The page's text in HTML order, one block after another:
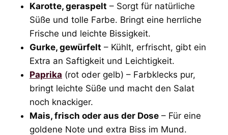
Karotte, geraspelt – Sorgt für natürliche
Süße und tolle Farbe. Bringt eine herrliche
Frische und leichte Bissigkeit.
Gurke, gewürfelt – Kühlt, erfrischt, gibt ein
Extra an Saftigkeit und Leichtigkeit.
Paprika (rot oder gelb) – Farbklecks pur,
bringt leichte Süße und macht den Salat
noch knackiger.
Mais, frisch oder aus der Dose – Für eine
goldene Note und extra Biss im Mund.